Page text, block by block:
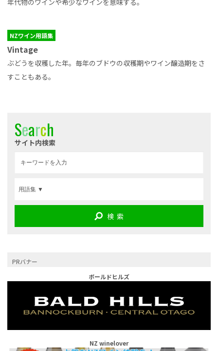
年代物のワインや希少なワインを意味する。
NZワイン用語集
Vintage
ぶどうを収穫した年。毎年のブドウの収穫期やワイン醸造期をさ
すこともある。
Search
サイト内検索
検 索
PRバナー
ボールドヒルズ
NZ winelover